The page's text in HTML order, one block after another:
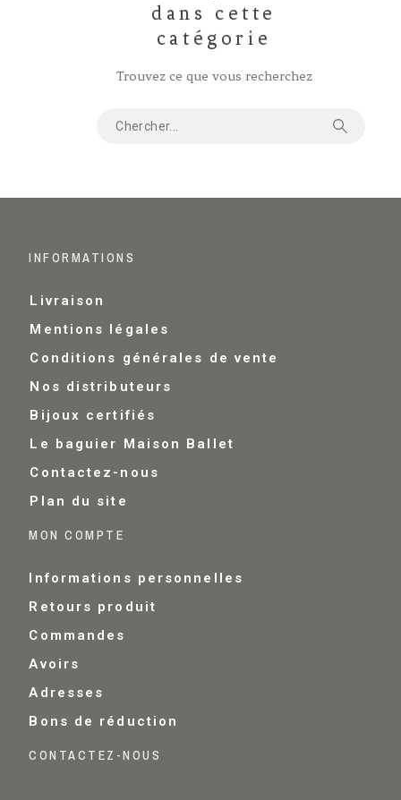
dans cette
catégorie
Trouvez ce que vous recherchez
INFORMATIONS
Livraison
Mentions légales
Conditions générales de vente
Nos distributeurs
Bijoux certifiés
Le baguier Maison Ballet
Contactez-nous
Plan du site
MON COMPTE
Informations personnelles
Retours produit
Commandes
Avoirs
Adresses
Bons de réduction
CONTACTEZ-NOUS